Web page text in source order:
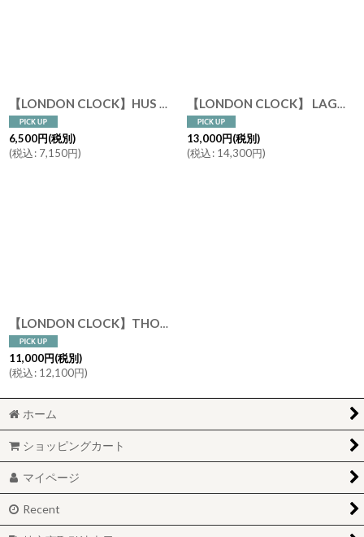
【LONDON CLOCK】HUS ロンドンクロック ハス イギリス ロンドン おしゃれ 置き時計 英国 保証書
6,500円(税別)
(税込: 7,150円)
【LONDON CLOCK】 LAGOM ロンドンクロック ラゴム イギリス ロンドン おしゃれ 掛時計 英国 保証書
13,000円(税別)
(税込: 14,300円)
【LONDON CLOCK】THOMAS ロンドンクロック トーマス クリーム イギリス ロンドン おしゃれ 置き時計 英国 保証書
11,000円(税別)
(税込: 12,100円)
ホーム
ショッピングカート
マイページ
Recent